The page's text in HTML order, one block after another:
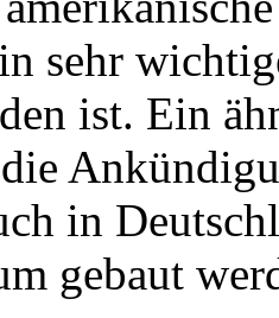
sehr
ist. Ein
in
gebaut